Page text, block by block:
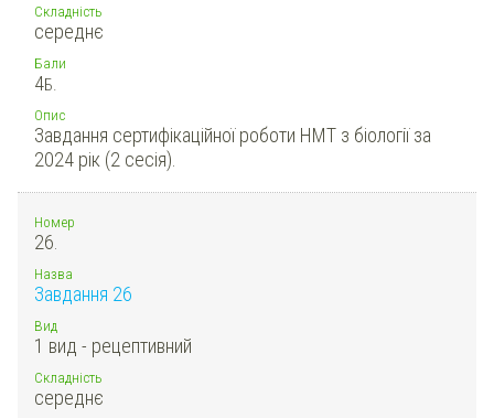
Складність
середнє
Бали
4Б.
Опис
Завдання сертифікаційної роботи НМТ з біології за
2024 рік (2 сесія).
Номер
26.
Назва
Завдання 26
Вид
1 вид - рецептивний
Складність
середнє